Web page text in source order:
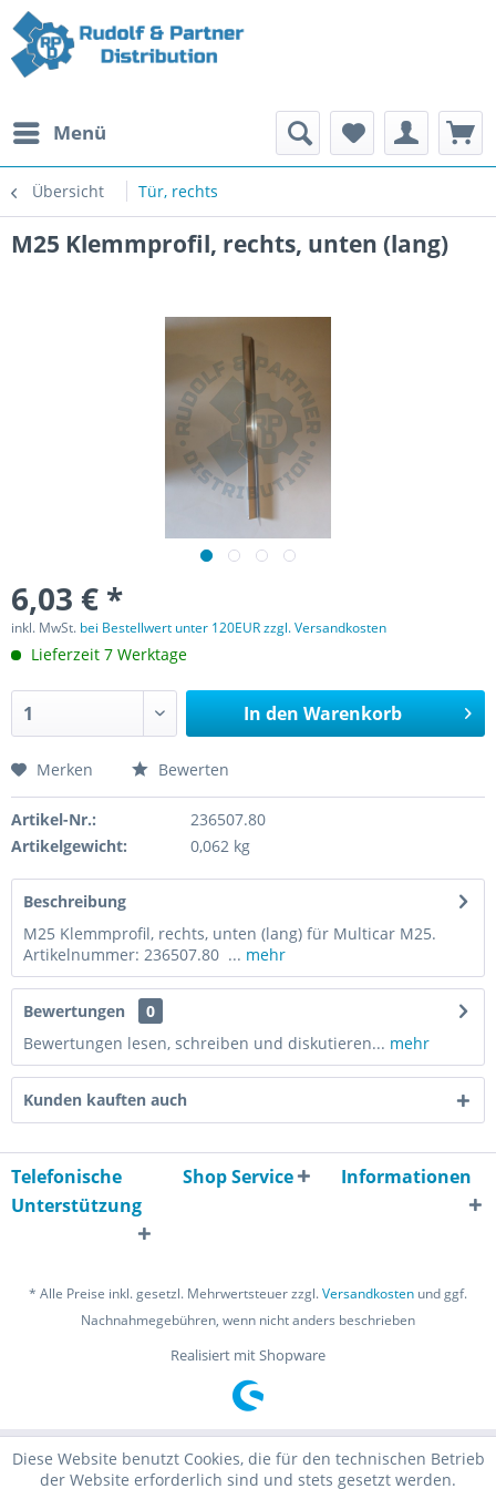
Menü
Übersicht Tür, rechts
M25 Klemmprofil, rechts, unten (lang)
6,03 € *
inkl. MwSt. bei Bestellwert unter 120EUR zzgl. Versandkosten
Lieferzeit 7 Werktage
In den Warenkorb
Merken Bewerten
Artikel-Nr.:
236507.80
Artikelgewicht:
0,062 kg
Beschreibung
M25 Klemmprofil, rechts, unten (lang) für Multicar M25.
Artikelnummer: 236507.80 ... mehr
Bewertungen
0
Bewertungen lesen, schreiben und diskutieren... mehr
Kunden kauften auch
Telefonische
Unterstützung
Shop Service Informationen
* Alle Preise inkl. gesetzl. Mehrwertsteuer zzgl.Versandkosten und ggf.
Nachnahmegebühren, wenn nicht anders beschrieben
Realisiert mit Shopware
Diese Website benutzt Cookies, die für den technischen Betrieb
der Website erforderlich sind und stets gesetzt werden.